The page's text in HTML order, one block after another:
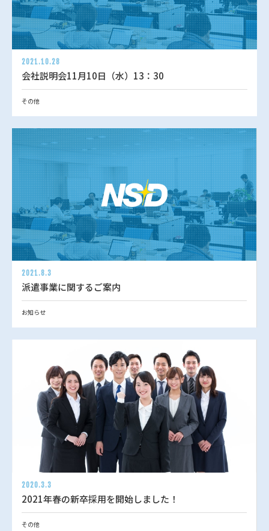
2021.10.28
会社説明会11月10日（水）13：30
その他
2021.8.3
派遣事業に関するご案内
お知らせ
2020.3.3
2021年春の新卒採用を開始しました！
その他